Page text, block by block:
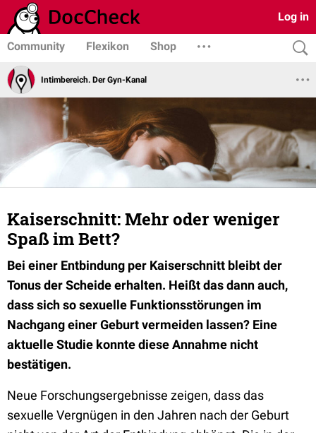
Log in
Community Flexikon Shop
Intimbereich. Der Gyn-Kanal
Kaiserschnitt: Mehr oder weniger
Spaß im Bett?
Bei einer Entbindung per Kaiserschnitt bleibt der
Tonus der Scheide erhalten. Heißt das dann auch,
dass sich so sexuelle Funktionsstörungen im
Nachgang einer Geburt vermeiden lassen? Eine
aktuelle Studie konnte diese Annahme nicht
bestätigen.
Neue Forschungsergebnisse zeigen, dass das
sexuelle Vergnügen in den Jahren nach der Geburt